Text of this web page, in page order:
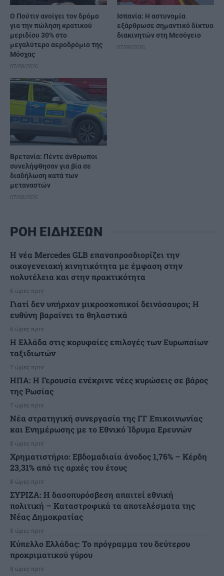
Ο Πούτιν ανοίγει τον δρόμο
για την πώληση κρατικού
μεριδίου 30% στο
μεγαλύτερο αεροδρόμιο της
Μόσχας
07/08/2026
Ισπανία: Η αστυνομία
εξάρθρωσε σημαντικό δίκτυο
διακινητών στη Μεσόγειο
07/08/2026
Βρετανία: Πέντε άνθρωποι
συνελήφθησαν για βία σε
διαδήλωση κατά των
μεταναστών
07/08/2026
ΡΟΗ ΕΙΔΗΣΕΩΝ
Η νέα Mercedes GLB επαναπροσδιορίζει την
οικογενειακή κινητικότητα με έμφαση στην
πολυτέλεια και στην πρακτικότητα
6 ώρες πριν
Γιατί δεν υπήρχαν μικροσκοπικοί δεινόσαυροι; Η
ευθύνη βαραίνει τα θηλαστικά
6 ώρες πριν
Η Ελλάδα στις κορυφαίες επιλογές των Ευρωπαίων
ταξιδιωτών
7 ώρες πριν
ΗΠΑ: Η Γερουσία ενέκρινε νέες κυρώσεις σε βάρος
της Ρωσίας
7 ώρες πριν
Νέα στρατηγική συνεργασία της ΓΓ Επικοινωνίας
και Ενημέρωσης με το Εθνικό Ίδρυμα Ερευνών
8 ώρες πριν
Χρηματιστήριο: Εβδομαδιαία άνοδος 1,76% – Κέρδη
23,31% από τις αρχές του έτους
8 ώρες πριν
ΣΥΡΙΖΑ: Η δασοπυρόσβεση απαιτεί εθνική
πολιτική – Καταστροφικά τα αποτελέσματα της
Νέας Δημοκρατίας
8 ώρες πριν
Κύπελλο Ελλάδας: Το πρόγραμμα του δεύτερου
προκριματικού γύρου
9 ώρες πριν